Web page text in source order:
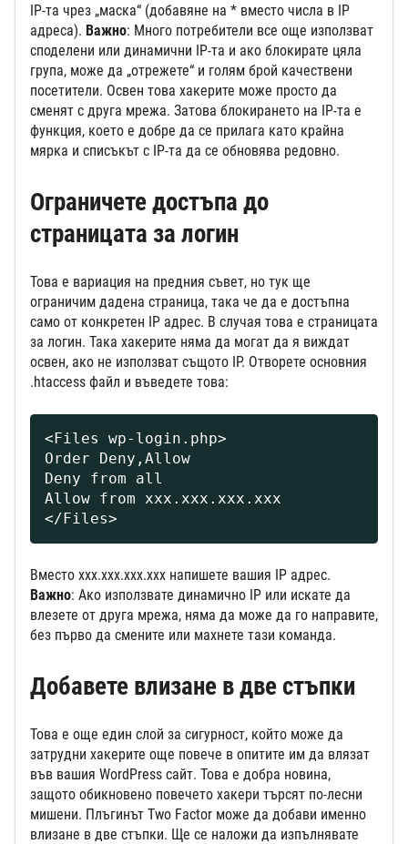
IP-та чрез „маска“ (добавяне на * вместо числа в IP
адреса). Важно: Много потребители все още използват
споделени или динамични IP-та и ако блокирате цяла
група, може да „отрежете“ и голям брой качествени
посетители. Освен това хакерите може просто да
сменят с друга мрежа. Затова блокирането на IP-та е
функция, което е добре да се прилага като крайна
мярка и списъкът с IP-та да се обновява редовно.
Ограничете достъпа до
страницата за логин
Това е вариация на предния съвет, но тук ще
ограничим дадена страница, така че да е достъпна
само от конкретен IP адрес. В случая това е страницата
за логин. Така хакерите няма да могат да я виждат
освен, ако не използват същото IP. Отворете основния
.htaccess файл и въведете това:
<Files wp-login.php>
Order Deny,Allow
Deny from all
Allow from xxx.xxx.xxx.xxx
</Files>
Вместо xxx.xxx.xxx.xxx напишете вашия IP адрес.
Важно: Ако използвате динамично IP или искате да
влезете от друга мрежа, няма да може да го направите,
без първо да смените или махнете тази команда.
Добавете влизане в две стъпки
Това е още един слой за сигурност, който може да
затрудни хакерите още повече в опитите им да влязат
във вашия WordPress сайт. Това е добра новина,
защото обикновено повечето хакери търсят по-лесни
мишени. Плъгинът Two Factor може да добави именно
влизане в две стъпки. Ще се наложи да изпълнявате